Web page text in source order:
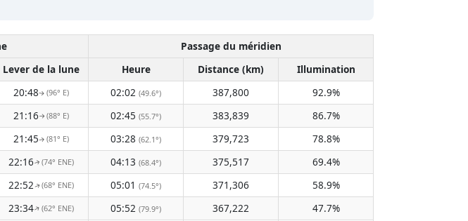
Passage du méridien
Lever de la lune Heure Distance (km)
Illumination
20:48↑(96° E) 02:02 (49.6°) 387,800
92.9%
21:16↑(88° E) 02:45 (55.7°) 383,839
86.7%
21:45↑(81° E) 03:28 (62.1°) 379,723
78.8%
22:16↑(74° ENE) 04:13 (68.4°) 375,517
69.4%
22:52↑(68° ENE) 05:01 (74.5°) 371,306
58.9%
23:34↑(62° ENE) 05:52 (79.9°) 367,222
47.7%